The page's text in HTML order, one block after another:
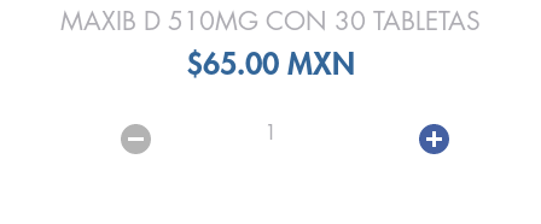
MAXIB D 510MG CON 30 TABLETAS
$65.00 MXN
1